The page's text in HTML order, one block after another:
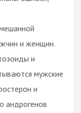
и женщин.
и
мужские
и
андрогенов